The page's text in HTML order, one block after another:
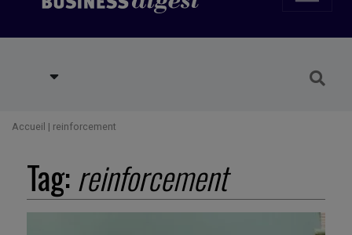
Accueil | reinforcement
Tag:reinforcement